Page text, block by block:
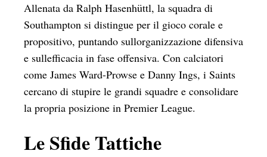
Allenata da Ralph Hasenhüttl, la squadra di
Southampton si distingue per il gioco corale e
propositivo, puntando sullorganizzazione difensiva
e sullefficacia in fase offensiva. Con calciatori
come James Ward-Prowse e Danny Ings, i Saints
cercano di stupire le grandi squadre e consolidare
la propria posizione in Premier League.
Le Sfide Tattiche